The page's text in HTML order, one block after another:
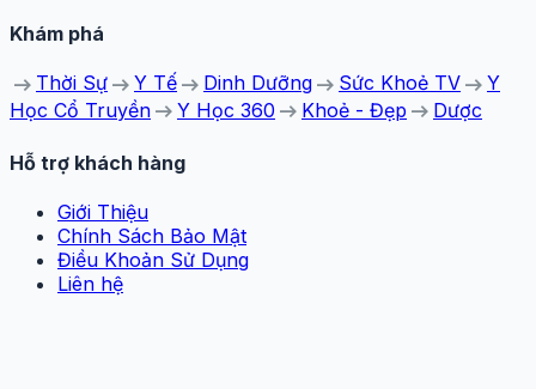
Khám phá
arrow_right_alt Thời Sự arrow_right_alt Y Tế arrow_right_alt Dinh Dưỡng arrow_right_alt Sức Khoẻ TV arrow_right_alt Y
Học Cổ Truyền arrow_right_alt Y Học 360 arrow_right_alt Khoẻ - Đẹp arrow_right_alt Dược
Hỗ trợ khách hàng
Giới Thiệu
Chính Sách Bảo Mật
Điều Khoản Sử Dụng
Liên hệ